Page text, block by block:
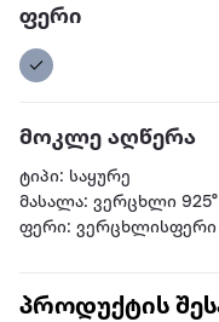
ფერი
მოკლე აღწერა
ტიპი: საყურე
მასალა: ვერცხლი 925°
ფერი: ვერცხლისფერი
პროდუქტის